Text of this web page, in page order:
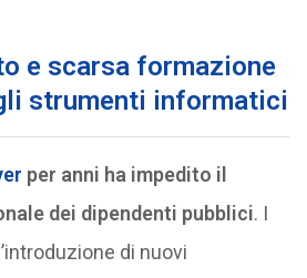
e scarsa formazione
strumenti informatici
per anni ha impedito il
dei dipendenti pubblici. I
di nuovi